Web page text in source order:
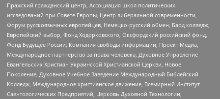
Пражский гражданский центр, Ассоциация школ политических
исследований при Совете Европы, Центр либеральной современности,
Форум русскоязычных европейцев, Немецко-русский обмен, Бард колледж,
Европейский выбор, Фонд Ходорковского, Оксфордский российский фонд,
Фонд Будущее России, Компания свободы информации, Проект Медиа,
Международное партнерство за права человека, Духовное Управление
Евангельских Христиан Украинской Христианской Церкви, Новое
Поколение, Духовное Учебное Заведение Международный Библейский
Колледж, Международное христианское движение, Всемирный Институт
Саентологических Предприятий, Церковь Духовной Технологии,